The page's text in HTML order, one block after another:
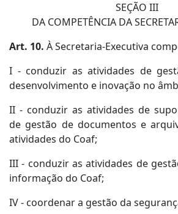
SEÇÃO III
DA COMPETÊNCIA DA
Art. 10. À Secretaria-Executiva
I - conduzir as atividades de
desenvolvimento e inovação no
II - conduzir as atividades de
de gestão de documentos e
atividades do Coaf;
III - conduzir as atividades de
informação do Coaf;
IV - coordenar a gestão da